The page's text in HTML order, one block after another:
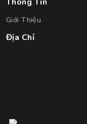
Thông Tin
Giới Thiệu
Địa Chỉ